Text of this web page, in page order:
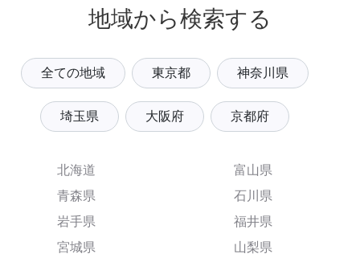
地域から検索する
全ての地域 東京都 神奈川県
埼玉県 大阪府 京都府
北海道
青森県
岩手県
宮城県
富山県
石川県
福井県
山梨県